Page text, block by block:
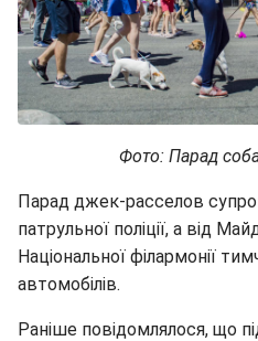
Фото: Парад
Парад джек-расселов
патрульної поліції, а від
Національної філармонії
автомобілів.
Раніше повідомлялося, що